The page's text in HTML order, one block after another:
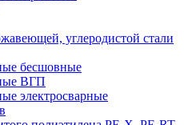
углеродистой стали
бесшовные
ВГП
электросварные